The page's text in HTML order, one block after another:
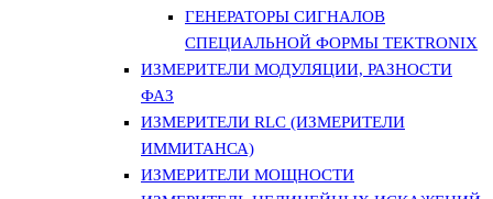
ГЕНЕРАТОРЫ СИГНАЛОВ
СПЕЦИАЛЬНОЙ ФОРМЫ TEKTRONIX
ИЗМЕРИТЕЛИ МОДУЛЯЦИИ, РАЗНОСТИ
ФАЗ
ИЗМЕРИТЕЛИ RLC (ИЗМЕРИТЕЛИ
ИММИТАНСА)
ИЗМЕРИТЕЛИ МОЩНОСТИ